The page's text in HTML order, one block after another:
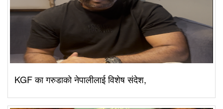
KGF का गरुडाको नेपालीलाई विशेष संदेश,